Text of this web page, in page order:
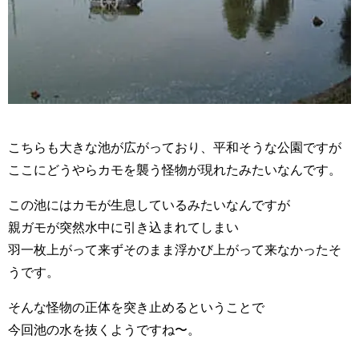
こちらも大きな池が広がっており、平和そうな公園ですが
ここにどうやらカモを襲う怪物が現れたみたいなんです。
この池にはカモが生息しているみたいなんですが
親ガモが突然水中に引き込まれてしまい
羽一枚上がって来ずそのまま浮かび上がって来なかったそ
うです。
そんな怪物の正体を突き止めるということで
今回池の水を抜くようですね〜。